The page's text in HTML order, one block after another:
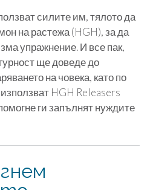
силите им, тялото да
на растежа (HGH), за да
упражнение. И все пак,
ще доведе до
на човека, като по
HGH Releasers
ги запълнят нуждите